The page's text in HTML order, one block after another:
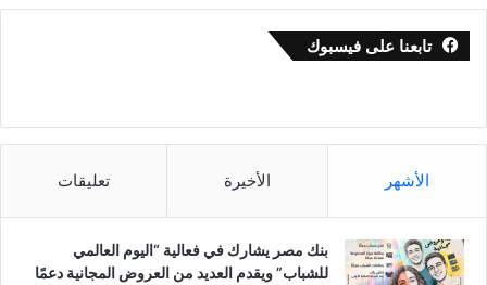
تابعنا على فيسبوك
الأشهر الأخيرة تعليقات
بنك مصر يشارك في فعالية “اليوم العالمي
للشباب” ويقدم العديد من العروض المجانية دعمًا